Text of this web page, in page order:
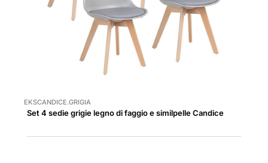
EKSCANDICE.GRIGIA
Set 4 sedie grigie legno di faggio e similpelle Candice